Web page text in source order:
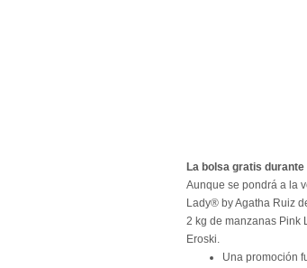
La bolsa gratis durante
Aunque se pondrá a la
Lady® by Agatha Ruiz
2 kg de manzanas Pink
Eroski.
Una promoción